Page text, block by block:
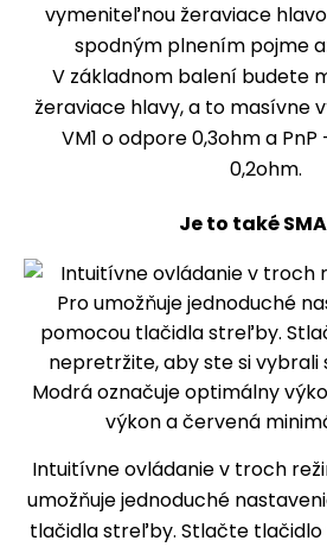
vymeniteľnou žeraviace
spodným plnením pojme
V základnom balení budete
žeraviace hlavy, a to masívne
VM1 o odpore 0,3ohm a
0,2ohm.
Je to také
Intuitívne ovládanie v troch
umožňuje jednoduché
tlačidla streľby. Stlačte